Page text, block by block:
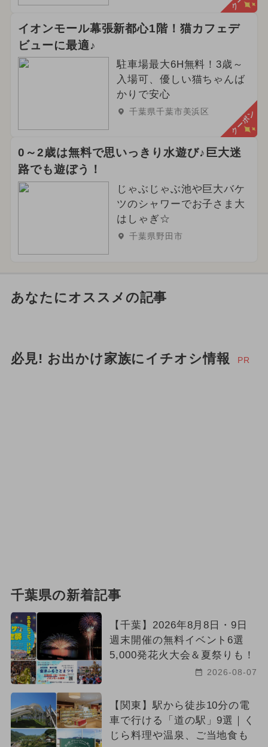
イオンモール幕張新都心1階！猫カフェデ
ビューに最適♪
駐車場最大6H無料！3歳～
入場可、優しい猫ちゃんば
かりで安心
千葉県千葉市美浜区 クーポン
0～2歳は無料で思いっきり水遊び♪巨大迷
路でも遊ぼう！
じゃぶじゃぶ池や巨大バケ
ツのシャワーでお子さま大
はしゃぎ☆
千葉県野田市
あなたにオススメの記事
必見! お出かけ家族にイチオシ情報 PR
千葉県の新着記事
【千葉】2026年8月8日・9日
週末開催の無料イベント6選
5,000発花火大会＆夏祭りも！
2026-08-07
【関東】駅から徒歩10分の電
車で行ける「道の駅」9選｜く
じら料理や温泉、ご当地食も